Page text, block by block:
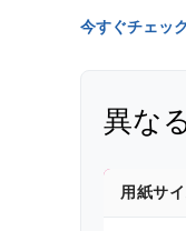
今すぐチェック
異な
用紙サ